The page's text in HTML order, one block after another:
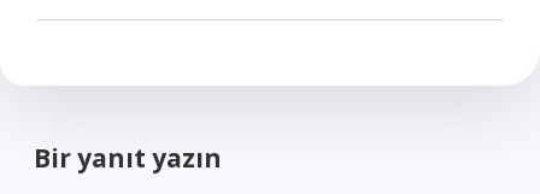
Bir yanıt yazın